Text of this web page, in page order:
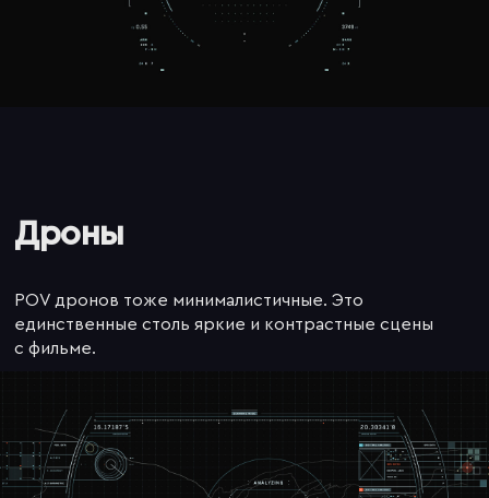
Дроны
POV дронов тоже минималистичные. Это
единственные столь яркие и контрастные сцены
с фильме.